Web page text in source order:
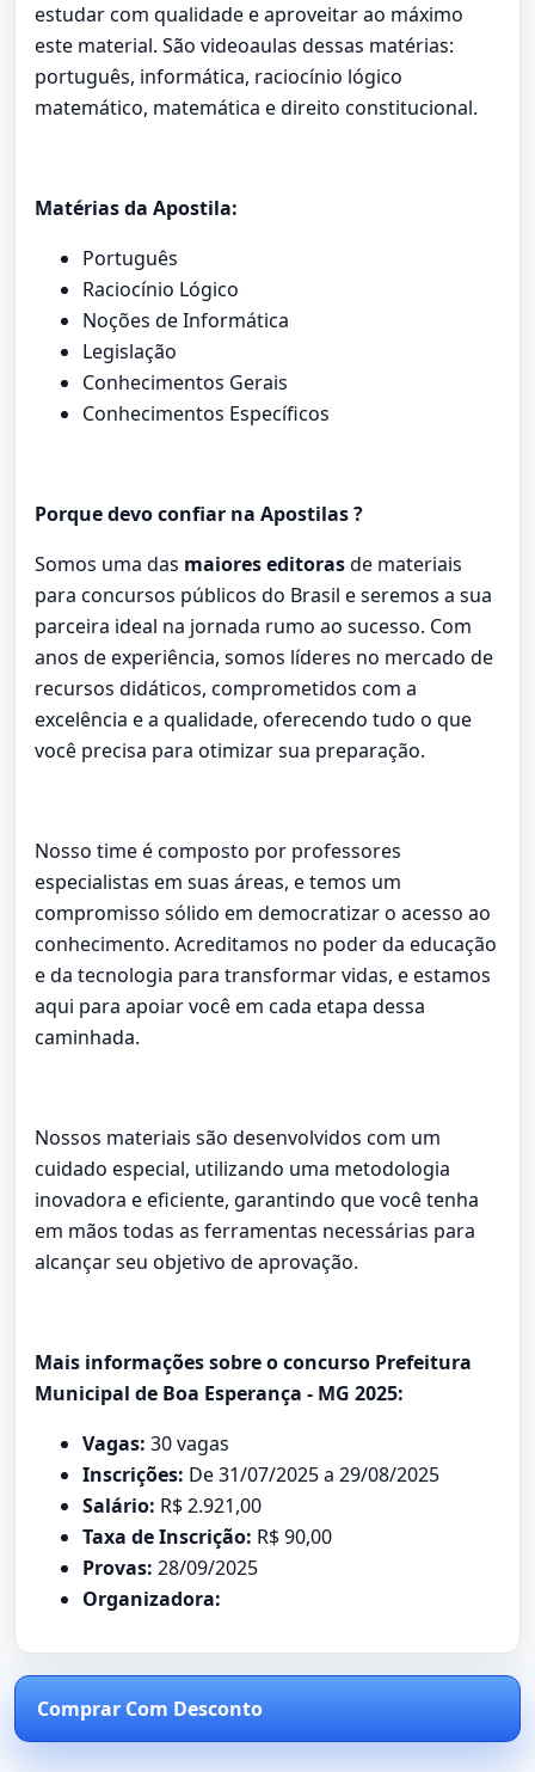
estudar com qualidade e aproveitar ao máximo
este material. São videoaulas dessas matérias:
português, informática, raciocínio lógico
matemático, matemática e direito constitucional.
Matérias da Apostila:
Português
Raciocínio Lógico
Noções de Informática
Legislação
Conhecimentos Gerais
Conhecimentos Específicos
Porque devo confiar na Apostilas ?
Somos uma das maiores editorasde materiais
para concursos públicos do Brasil e seremos a sua
parceira ideal na jornada rumo ao sucesso. Com
anos de experiência, somos líderes no mercado de
recursos didáticos, comprometidos com a
excelência e a qualidade, oferecendo tudo o que
você precisa para otimizar sua preparação.
Nosso time é composto por professores
especialistas em suas áreas, e temos um
compromisso sólido em democratizar o acesso ao
conhecimento. Acreditamos no poder da educação
e da tecnologia para transformar vidas, e estamos
aqui para apoiar você em cada etapa dessa
caminhada.
Nossos materiais são desenvolvidos com um
cuidado especial, utilizando uma metodologia
inovadora e eficiente, garantindo que você tenha
em mãos todas as ferramentas necessárias para
alcançar seu objetivo de aprovação.
Mais informações sobre o concurso Prefeitura
Municipal de Boa Esperança - MG 2025:
Vagas: 30 vagas
Inscrições: De 31/07/2025 a 29/08/2025
Salário: R$ 2.921,00
Taxa de Inscrição: R$ 90,00
Provas: 28/09/2025
Organizadora:
Comprar Com Desconto